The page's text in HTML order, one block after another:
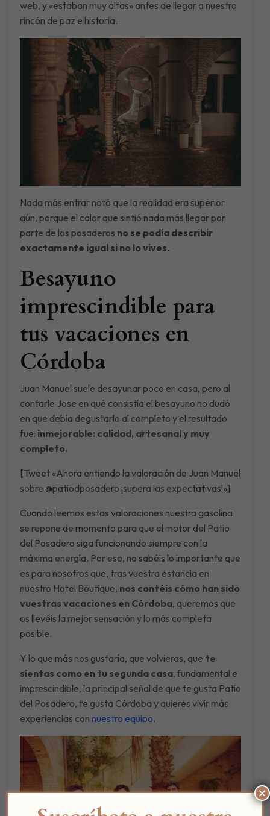
web, y «estaban muy altas» antes de llegar a nuestro
rincón de paz e historia.
Nada más entrar notó que la realidad era superior
aún, porque el calor que sintió nada más llegar por
parte de los posaderos no se podía describir
exactamente igual si no lo vives.
Besayuno
imprescindible para
tus vacaciones en
Córdoba
Juan Manuel suele desayunar poco en casa, pero al
contarle Jose en qué consistía el besayuno no dudó
en que debía degustarlo al completo y el resultado
fue: inmejorable: calidad, artesanal y muy
completo.
[Tweet «Ahora entiendo la valoración de Juan Manuel
sobre @patiodposadero ¡supera las expectativas!»]
Cuando leemos estas valoraciones nuestra gasolina
se repone de momento para que el motor del Patio
del Posadero siga funcionando siempre con la
máxima energía. Por eso, no sabéis lo importante que
es para nosotros que, tras vuestra estancia en
nuestro Hotel Boutique, nos contéis cómo han sido
vuestras vacaciones en Córdoba, queremos que
os llevéis la mejor sensación y lo más completa
posible.
Y lo que más nos gustaría, que volvieras, que te
sientas como en tu segunda casa, fundamental e
imprescindible, la principal señal de que te gusta Patio
del Posadero, te gusta Córdoba y quieres vivir más
experiencias con nuestro equipo.
×